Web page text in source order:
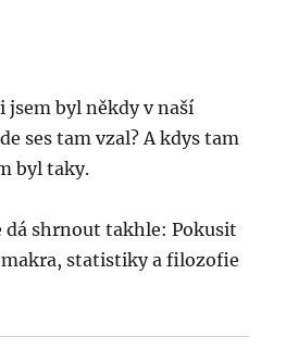
jsem byl někdy v naší
ses tam vzal? A kdys tam
byl taky.
dá shrnout takhle: Pokusit
statistiky a filozofie